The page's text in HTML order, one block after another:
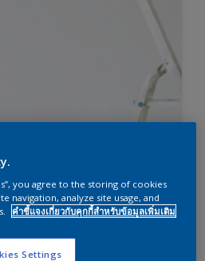
การสีมากแค่ไหน?
ของเราแล้วหาคำตอบ
องคิดเลขสี
you agree to the storing of cookies
navigation, analyze site usage, and
คำชี้แจงเกี่ยวกับคุกกี้สำหรับข้อมูลเพิ่มเติม
Settings